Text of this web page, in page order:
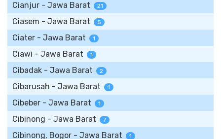
Cianjur - Jawa Barat 21
Ciasem - Jawa Barat 5
Ciater - Jawa Barat 1
Ciawi - Jawa Barat 1
Cibadak - Jawa Barat 2
Cibarusah - Jawa Barat 1
Cibeber - Jawa Barat 1
Cibinong - Jawa Barat 7
Cibinong, Bogor - Jawa Barat 1